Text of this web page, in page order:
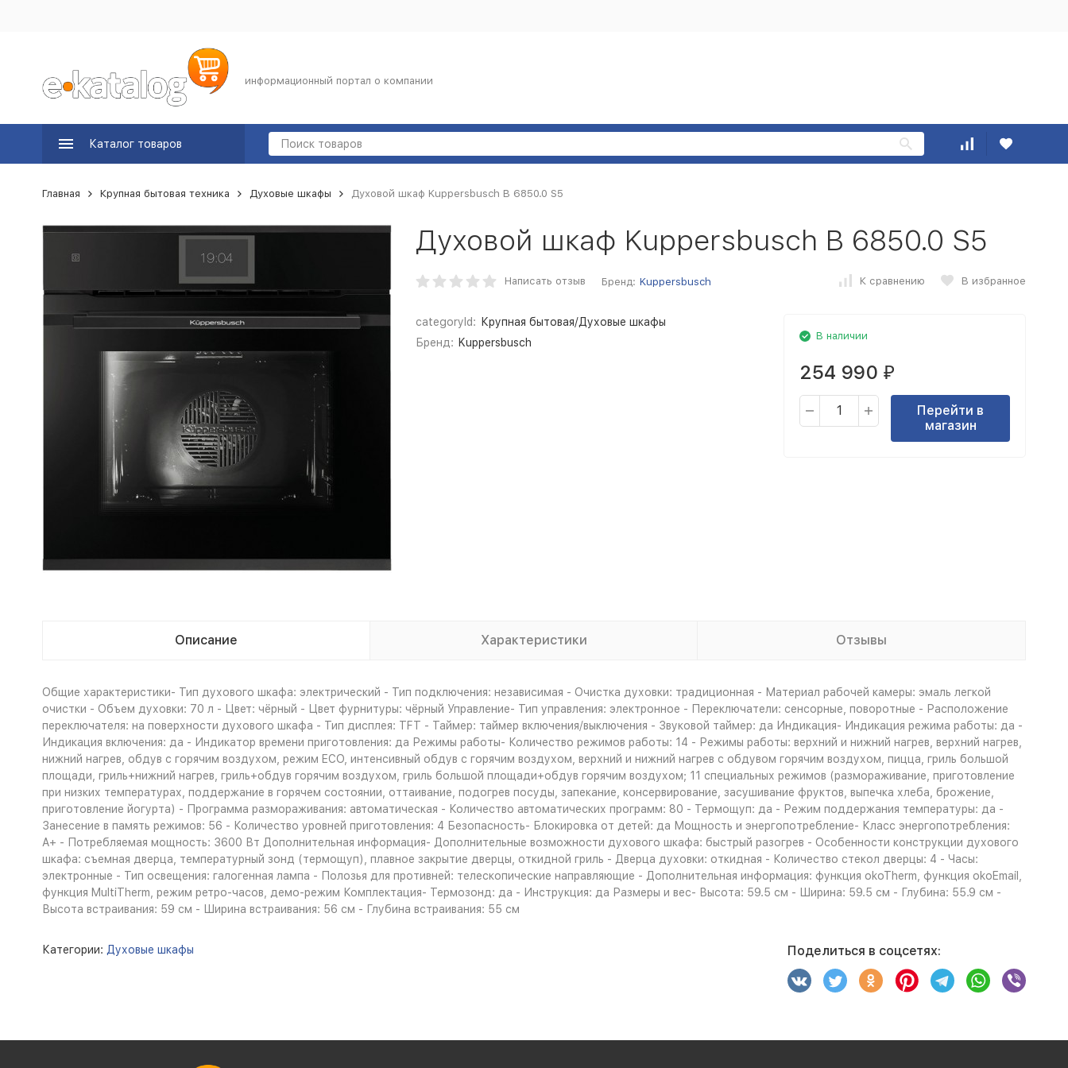
информационный портал о компании
Каталог товаров
Главная Крупная бытовая техника Духовые шкафы Духовой шкаф Kuppersbusch B 6850.0 S5
Духовой шкаф Kuppersbusch B 6850.0 S5
Написать отзыв Бренд: Kuppersbusch К сравнению В избранное
categoryId:
Крупная бытовая/Духовые шкафы
Бренд: Kuppersbusch
В наличии
254 990 ₽
Перейти в
магазин
Описание Характеристики Отзывы
Общие характеристики- Тип духового шкафа: электрический - Тип подключения: независимая - Очистка духовки: традиционная - Материал рабочей камеры: эмаль легкой
очистки - Объем духовки: 70 л - Цвет: чёрный - Цвет фурнитуры: чёрный Управление- Тип управления: электронное - Переключатели: сенсорные, поворотные - Расположение
переключателя: на поверхности духового шкафа - Тип дисплея: TFT - Таймер: таймер включения/выключения - Звуковой таймер: да Индикация- Индикация режима работы: да -
Индикация включения: да - Индикатор времени приготовления: да Режимы работы- Количество режимов работы: 14 - Режимы работы: верхний и нижний нагрев, верхний нагрев,
нижний нагрев, обдув с горячим воздухом, режим ECO, интенсивный обдув с горячим воздухом, верхний и нижний нагрев с обдувом горячим воздухом, пицца, гриль большой
площади, гриль+нижний нагрев, гриль+обдув горячим воздухом, гриль большой площади+обдув горячим воздухом; 11 специальных режимов (размораживание, приготовление
при низких температурах, поддержание в горячем состоянии, оттаивание, подогрев посуды, запекание, консервирование, засушивание фруктов, выпечка хлеба, брожение,
приготовление йогурта) - Программа размораживания: автоматическая - Количество автоматических программ: 80 - Термощуп: да - Режим поддержания температуры: да -
Занесение в память режимов: 56 - Количество уровней приготовления: 4 Безопасность- Блокировка от детей: да Мощность и энергопотребление- Класс энергопотребления:
A+ - Потребляемая мощность: 3600 Вт Дополнительная информация- Дополнительные возможности духового шкафа: быстрый разогрев - Особенности конструкции духового
шкафа: съемная дверца, температурный зонд (термощуп), плавное закрытие дверцы, откидной гриль - Дверца духовки: откидная - Количество стекол дверцы: 4 - Часы:
электронные - Тип освещения: галогенная лампа - Полозья для противней: телескопические направляющие - Дополнительная информация: функция okoTherm, функция okoEmail,
функция MultiTherm, режим ретро-часов, демо-режим Комплектация- Термозонд: да - Инструкция: да Размеры и вес- Высота: 59.5 см - Ширина: 59.5 см - Глубина: 55.9 см -
Высота встраивания: 59 см - Ширина встраивания: 56 см - Глубина встраивания: 55 см
Категории: Духовые шкафы Поделиться в соцсетях: